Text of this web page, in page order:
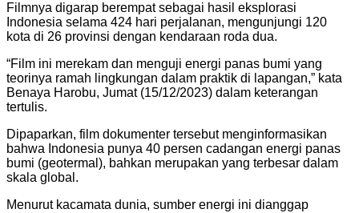
Filmnya digarap berempat sebagai hasil eksplorasi
Indonesia selama 424 hari perjalanan, mengunjungi 120
kota di 26 provinsi dengan kendaraan roda dua.
“Film ini merekam dan menguji energi panas bumi yang
teorinya ramah lingkungan dalam praktik di lapangan,” kata
Benaya Harobu, Jumat (15/12/2023) dalam keterangan
tertulis.
Dipaparkan, film dokumenter tersebut menginformasikan
bahwa Indonesia punya 40 persen cadangan energi panas
bumi (geotermal), bahkan merupakan yang terbesar dalam
skala global.
Menurut kacamata dunia, sumber energi ini dianggap